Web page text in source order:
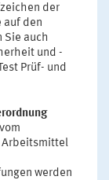
der
auf den
Sie auch
und -
Prüf- und
Arbeitsmittel
werden